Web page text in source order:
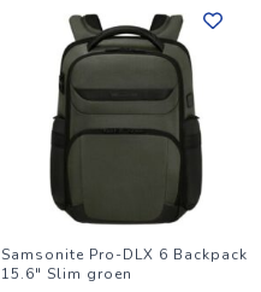
Samsonite Pro-DLX 6 Backpack
15.6" Slim groen